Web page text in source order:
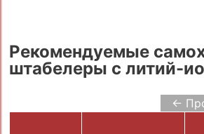
Рекомендуемые
штабелеры с литий-
←